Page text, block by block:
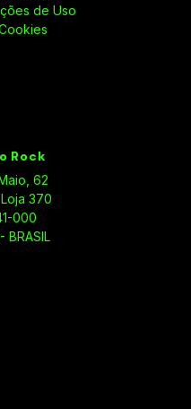
de Uso
Rock
62
370
000
BRASIL